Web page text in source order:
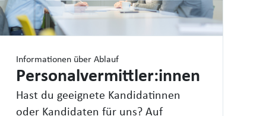
Informationen über Ablauf
Personalvermittler:innen
Hast du geeignete Kandidatinnen
oder Kandidaten für uns? Auf